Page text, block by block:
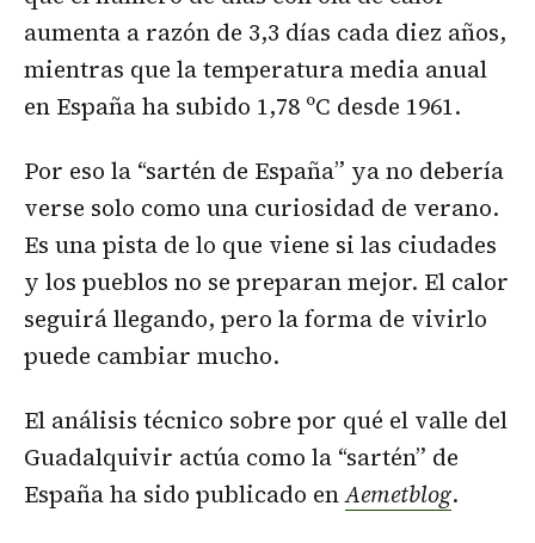
aumenta a razón de 3,3 días cada diez años,
mientras que la temperatura media anual
en España ha subido 1,78 ºC desde 1961.
Por eso la “sartén de España” ya no debería
verse solo como una curiosidad de verano.
Es una pista de lo que viene si las ciudades
y los pueblos no se preparan mejor. El calor
seguirá llegando, pero la forma de vivirlo
puede cambiar mucho.
El análisis técnico sobre por qué el valle del
Guadalquivir actúa como la “sartén” de
España ha sido publicado enAemetblog.